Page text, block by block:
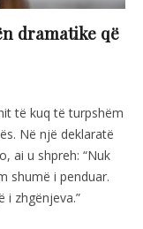
dramatike që
të kuq të turpshëm
Në një deklaratë
ai u shpreh: “Nuk
shumë i penduar.
i zhgënjeva.”